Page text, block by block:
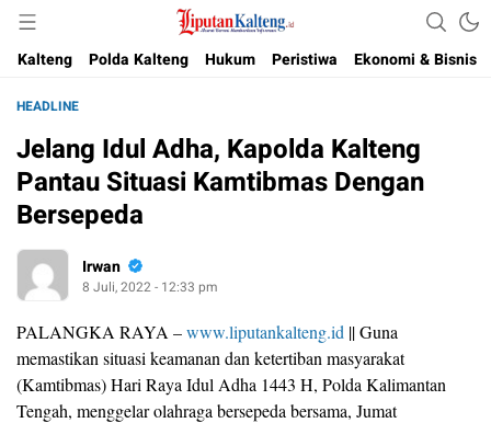
Liputan Kalteng
Akurat, Terpercaya & Independent
Kalteng
Polda Kalteng Hukum Peristiwa Ekonomi & Bisnis
HEADLINE
Jelang Idul Adha, Kapolda Kalteng
Pantau Situasi Kamtibmas Dengan
Bersepeda
Irwan
8 Juli, 2022 - 12:33 pm
PALANGKA RAYA –www.liputankalteng.id || Guna
memastikan situasi keamanan dan ketertiban masyarakat
(Kamtibmas) Hari Raya Idul Adha 1443 H, Polda Kalimantan
Tengah, menggelar olahraga bersepeda bersama, Jumat